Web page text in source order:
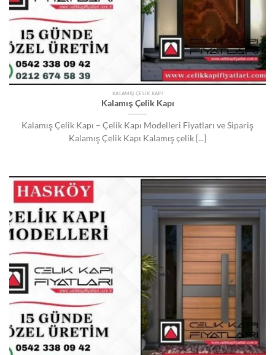
KALAMIŞ ÇELIK KAPI
Kalamış Çelik Kapı
Kalamış Çelik Kapı – Çelik Kapı Modelleri Fiyatları ve Sipariş
Kalamış Çelik Kapı Kalamış çelik [...]